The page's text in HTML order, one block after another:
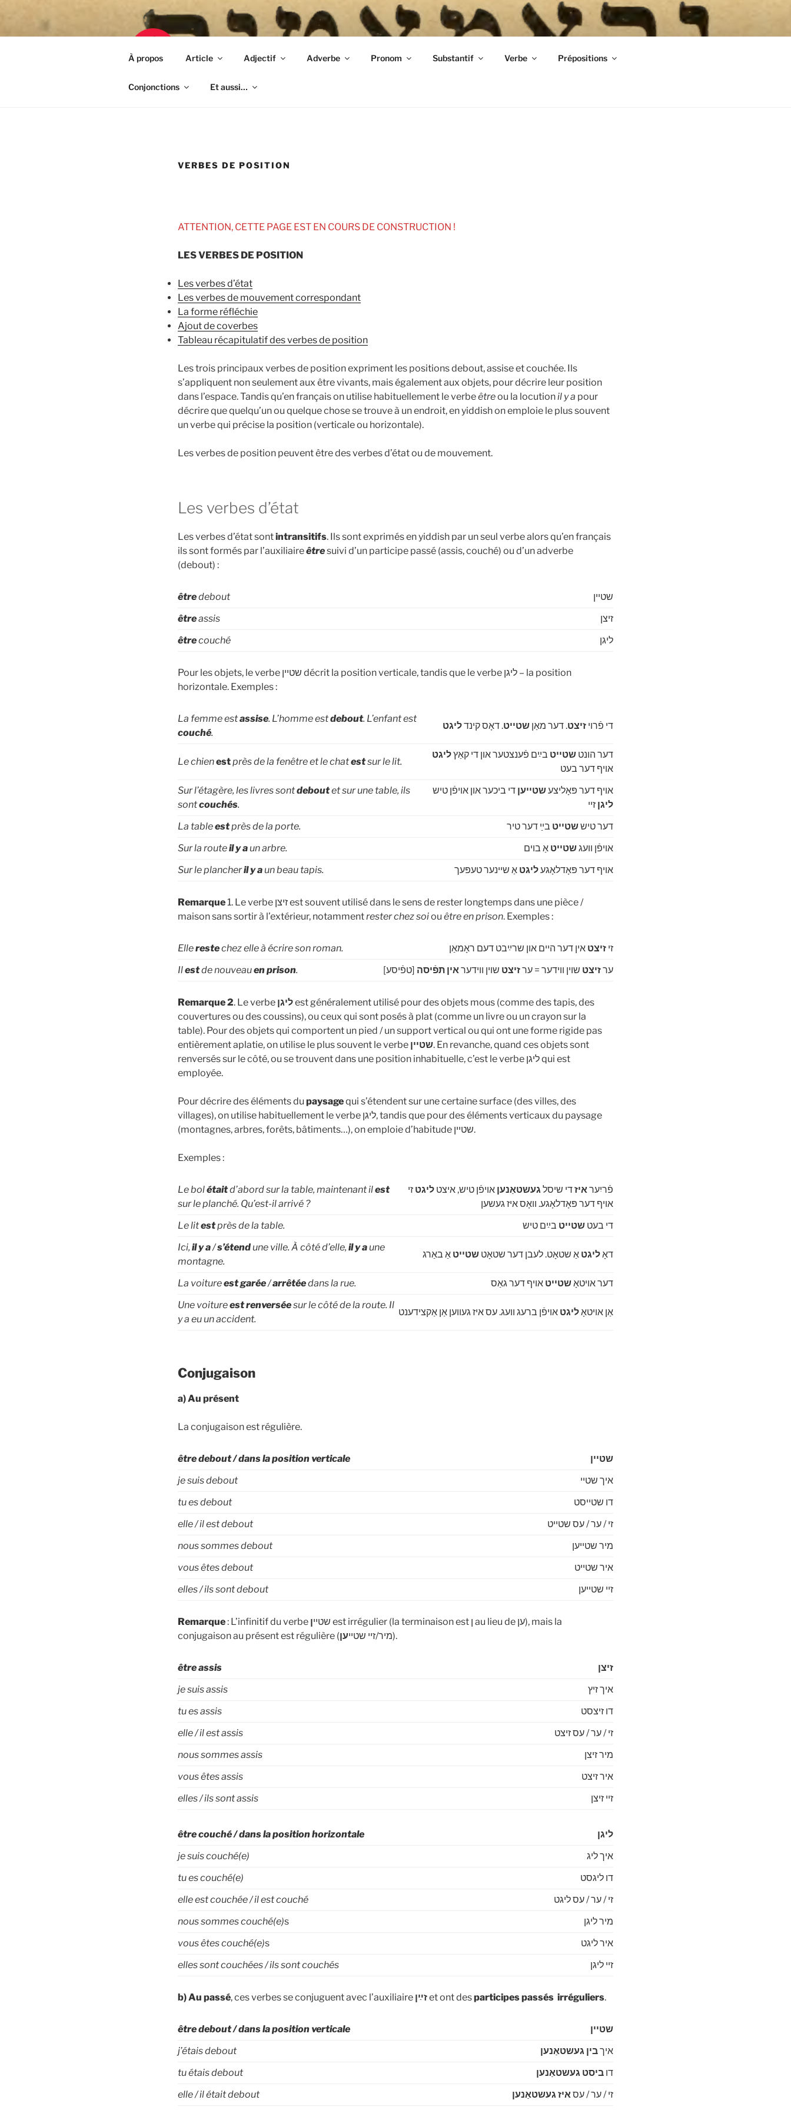
content
גראַמאַטיק פֿון דער ייִדישער שפּראַך
À propos Article Adjectif Adverbe Pronom Substantif Verbe Prépositions
Conjonctions Et aussi…
VERBES DE POSITION
ATTENTION, CETTE PAGE EST EN COURS DE CONSTRUCTION !
LES VERBES DE POSITION
Les verbes d’état
Les verbes de mouvement correspondant
La forme réfléchie
Ajout de coverbes
Tableau récapitulatif des verbes de position
Les trois principaux verbes de position expriment les positions debout, assise et couchée. Ils
s’appliquent non seulement aux être vivants, mais également aux objets, pour décrire leur position
dans l’espace. Tandis qu’en français on utilise habituellement le verbeêtreou la locutionil y a pour
décrire que quelqu’un ou quelque chose se trouve à un endroit, en yiddish on emploie le plus souvent
un verbe qui précise la position (verticale ou horizontale).
Les verbes de position peuvent être des verbes d’état ou de mouvement.
Les verbes d’état
Les verbes d’état sontintransitifs. Ils sont exprimés en yiddish par un seul verbe alors qu’en français
ils sont formés par l’auxiliaireêtresuivi d’un participe passé (assis, couché) ou d’un adverbe
(debout) :
êtredebout
שטיין
êtreassis
זיצן
êtrecouché ליגן
Pour les objets, le verbe שטיין décrit la position verticale, tandis que le verbe ליגן – la position
horizontale. Exemples :
La femme estassise. L’homme estdebout. L’enfant est
couché.
די פֿרוי זיצט. דער מאַן שטייט. דאָס קינדליגט
Le chienestprès de la fenêtre et le chatestsur le lit.
דער הונט שטייט בײַם פֿענצטער און די קאַץליגט
אויף דער בעט
Sur l’étagère, les livres sontdeboutet sur une table, ils
sontcouchés.
אויף דער פּאָליצעשטייען די ביכער און אויפֿן טיש
ליגן זיי
La tableestprès de la porte. דער טיששטייט בײַ דער טיר
Sur la routeil y aun arbre. אויפֿן וועגשטייט אַ בוים
Sur le plancheril y aun beau tapis. אויף דער פּאָדלאָגעליגט אַ שיינער טעפּעך
Remarque1. Le verbe זיצן est souvent utilisé dans le sens de rester longtemps dans une pièce /
maison sans sortir à l’extérieur, notammentrester chez soiou être en prison. Exemples :
Ellerestechez elle à écrire son roman. זי זיצט אין דער היים און שרײַבט דעם ראָמאַן
Ilestde nouveauen prison. ערזיצט שוין ווידער = ערזיצט שוין ווידעראין תּפֿיסה [טפֿיסע]
Remarque 2. Le verbe ליגןest généralement utilisé pour des objets mous (comme des tapis, des
couvertures ou des coussins), ou ceux qui sont posés à plat (comme un livre ou un crayon sur la
table). Pour des objets qui comportent un pied / un support vertical ou qui ont une forme rigide pas
entièrement aplatie, on utilise le plus souvent le verbe שטיין. En revanche, quand ces objets sont
renversés sur le côté, ou se trouvent dans une position inhabituelle, c’est le verbe ליגן qui est
employée.
Pour décrire des éléments du paysagequi s’étendent sur une certaine surface (des villes, des
villages), on utilise habituellement le verbe ליגן, tandis que pour des éléments verticaux du paysage
(montagnes, arbres, forêts, bâtiments…), on emploie d’habitude שטיין.
Exemples :
Le bolétaitd’abord sur la table, maintenant ilest
sur le planché. Qu’est-il arrivé ?
פֿריִעראיזדי שיסלגעשטאַנען אויפֿן טיש, איצט ליגט זי
אויף דער פּאָדלאָגע. וואָס איז געשען
Le litestprès de la table. די בעט שטייט בײַם טיש
Ici, il y a/s’étendune ville. À côté d’elle, il y aune
montagne.
דאָליגט אַ שטאָט. לעבן דער שטאָט שטייט אַ באַרג
La voitureest garée/arrêtéedans la rue. דער אויטאָשטייט אויף דער גאַס
Une voitureest renverséesur le côté de la route. Il
y a eu un accident.
אַן אויטאָליגט אויפֿן ברעג וועג. עס איז געווען אַן אַקצידענט
Conjugaison
a) Au présent
La conjugaison est régulière.
être debout / dans la position verticale
שטיין
je suis debout
איך שטיי
tu es debout
דו שטייסט
elle / il est debout
זי / ער / עס שטייט
nous sommes debout
מיר שטייען
vous êtes debout
איר שטייט
elles / ils sont debout
זיי שטייען
Remarque : L’infinitif du verbe שטיין
est irrégulier (la terminaison est ן au lieu de ען), mais la
conjugaison au présent est régulière (מיר/זיי שטייען ).
être assis
זיצן
je suis assis
איך זיץ
tu esassis
דו זיצסט
elle / il estassis
זי / ער / עס זיצט
nous sommesassis
מיר זיצן
vous êtesassis
איר זיצט
elles / ils sontassis זיי זיצן
être couché / dans la position horizontale
ליגן
je suis couché(e)
איך ליג
tu escouché(e)
דו ליגסט
elle est couchée / il estcouché
זי / ער / עס ליגט
nous sommescouché(e)s
מיר ליגן
vous êtescouché(e)s
איר ליגט
elles sont couchées / ils sontcouchés זיי ליגן
b)Au passé, ces verbes se conjuguent avec l’auxiliaire זײַןet ont desparticipes passés irréguliers.
être debout / dans la position verticale
שטיין
j’étais debout
איךבין געשטאַנען
tu étais debout
דו ביסט געשטאַנען
elle / il était debout
זי / ער / עס איז געשטאַנען